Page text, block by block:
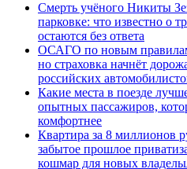
Смерть учёного Никиты
парковке: что известно о
остаются без ответа
ОСАГО по новым
но страховка начнёт
российских
Какие места в поезде
опытных пассажиров,
комфортнее
Квартира за 8 миллионов
забытое прошлое
кошмар для новых